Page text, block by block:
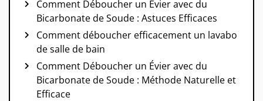
Comment Déboucher un Évier avec du
Bicarbonate de Soude : Astuces Efficaces
Comment déboucher efficacement un lavabo
de salle de bain
Comment Déboucher un Évier avec du
Bicarbonate de Soude : Méthode Naturelle et
Efficace